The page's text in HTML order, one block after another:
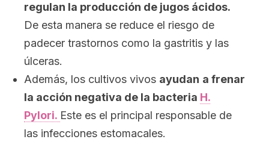
regulan la producción de jugos ácidos.
De esta manera se reduce el riesgo de
padecer trastornos como la gastritis y las
úlceras.
Además, los cultivos vivos ayudan a frenar
la acción negativa de la bacteria H.
Pylori. Este es el principal responsable de
las infecciones estomacales.